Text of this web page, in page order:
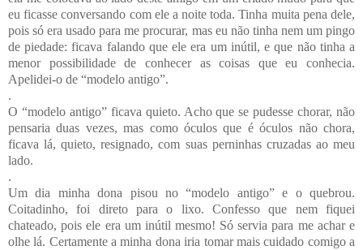
eu ficasse conversando com ele a noite toda. Tinha muita pena dele,
pois só era usado para me procurar, mas eu não tinha nem um pingo
de piedade: ficava falando que ele era um inútil, e que não tinha a
menor possibilidade de conhecer as coisas que eu conhecia.
Apelidei-o de “modelo antigo”.
.
O “modelo antigo” ficava quieto. Acho que se pudesse chorar, não
pensaria duas vezes, mas como óculos que é óculos não chora,
ficava lá, quieto, resignado, com suas perninhas cruzadas ao meu
lado.
.
Um dia minha dona pisou no “modelo antigo” e o quebrou.
Coitadinho, foi direto para o lixo. Confesso que nem fiquei
chateado, pois ele era um inútil mesmo! Só servia para me achar e
olhe lá. Certamente a minha dona iria tomar mais cuidado comigo a